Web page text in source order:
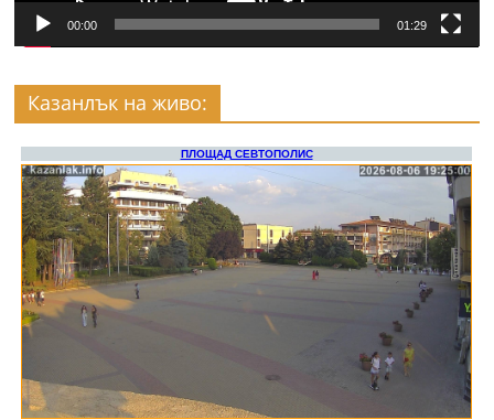
00:00 01:29
Казанлък на живо: